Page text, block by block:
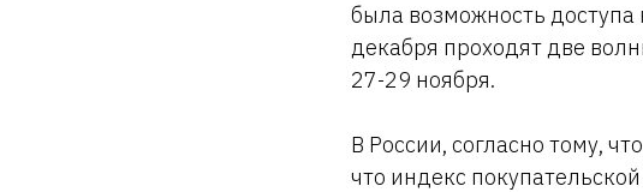
была возможность
декабря проходят две
27-29 ноября.
В России, согласно тому,
что индекс